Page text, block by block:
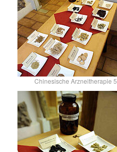
Chinesische Arzneitherapie 5